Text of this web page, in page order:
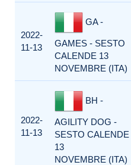
2022-
11-13
GA -
GAMES - SESTO
CALENDE 13
NOVEMBRE (ITA)
2022-
11-13
BH -
AGILITY DOG -
SESTO CALENDE
13
NOVEMBRE (ITA)